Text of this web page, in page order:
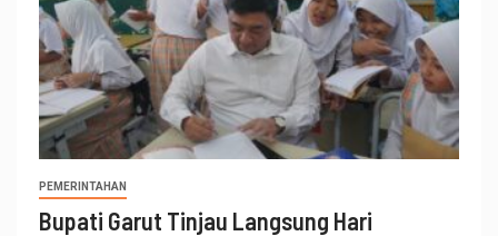
PEMERINTAHAN
Bupati Garut Tinjau Langsung Hari